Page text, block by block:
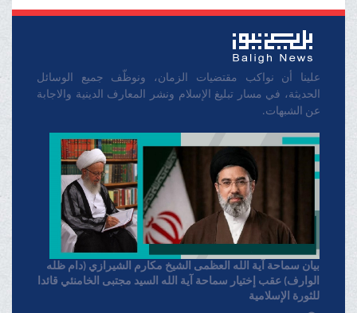
علينا أن نواكب مقتضيات الزمان، ونوظّف جميع الوسائل
الحديثة، في مسار تبليغ الإسلام ونشر المعارف الدينية والاجابة
عن الشبهات.
بیان سماحة آیة الله العظمی الشیخ مکارم الشیرازي (دام ظله
الوارف) عقب إختیار سماحة آیة الله السید مجتبی الخامنئي قائدا
للثورة الإسلامیة